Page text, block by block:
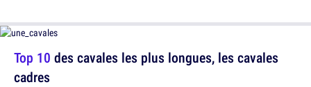
Top 10 des cavales les plus longues, les cavales
cadres